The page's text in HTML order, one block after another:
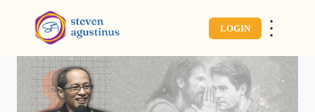
LOGIN ⋮